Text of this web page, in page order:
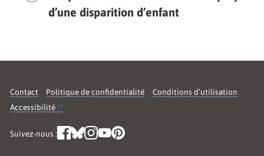
d’une disparition d’enfant
Contact Politique de confidentialité
Conditions d’utilisation
Accessibilité
Suivez-nous :